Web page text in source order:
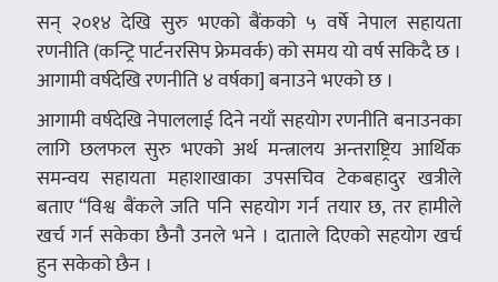
सन् २०१४ देखि सुरु भएको बैंकको ५ वर्षे नेपाल सहायता
रणनीति (कन्ट्रि पार्टनरसिप फ्रेमवर्क) को समय यो वर्ष सकिदै छ ।
आगामी वर्षदेखि रणनीति ४ वर्षका] बनाउने भएको छ ।
आगामी वर्षदेखि नेपाललाई दिने नयाँ सहयोग रणनीति बनाउनका
लागि छलफल सुरु भएको अर्थ मन्त्रालय अन्तराष्ट्रिय आर्थिक
समन्वय सहायता महाशाखाका उपसचिव टेकबहादुर खत्रीले
बताए “विश्व बैंकले जति पनि सहयोग गर्न तयार छ, तर हामीले
खर्च गर्न सकेका छैनौ उनले भने । दाताले दिएको सहयोग खर्च
हुन सकेको छैन ।